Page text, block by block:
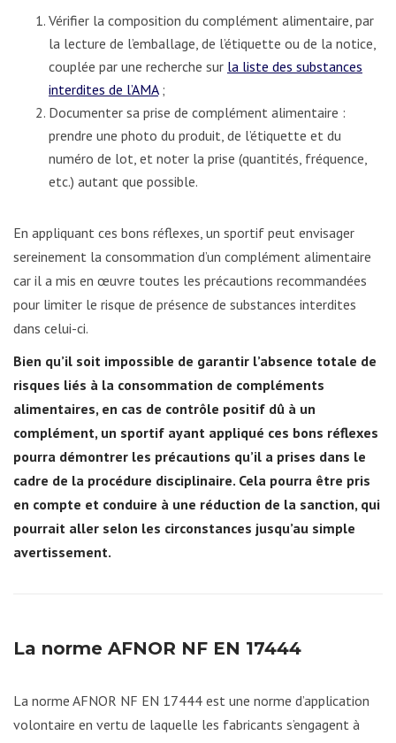
Vérifier la composition du complément alimentaire, par
la lecture de l’emballage, de l’étiquette ou de la notice,
couplée par une recherche sur la liste des substances
interdites de l’AMA;
Documenter sa prise de complément alimentaire :
prendre une photo du produit, de l’étiquette et du
numéro de lot, et noter la prise (quantités, fréquence,
etc.) autant que possible.
En appliquant ces bons réflexes, un sportif peut envisager
sereinement la consommation d’un complément alimentaire
car il a mis en œuvre toutes les précautions recommandées
pour limiter le risque de présence de substances interdites
dans celui-ci.
Bien qu’il soit impossible de garantir l’absence totale de
risques liés à la consommation de compléments
alimentaires, en cas de contrôle positif dû à un
complément, un sportif ayant appliqué ces bons réflexes
pourra démontrer les précautions qu’il a prises dans le
cadre de la procédure disciplinaire. Cela pourra être pris
en compte et conduire à une réduction de la sanction, qui
pourrait aller selon les circonstances jusqu’au simple
avertissement.
La norme AFNOR NF EN 17444
La norme AFNOR NF EN 17444 est une norme d’application
volontaire en vertu de laquelle les fabricants s’engagent à